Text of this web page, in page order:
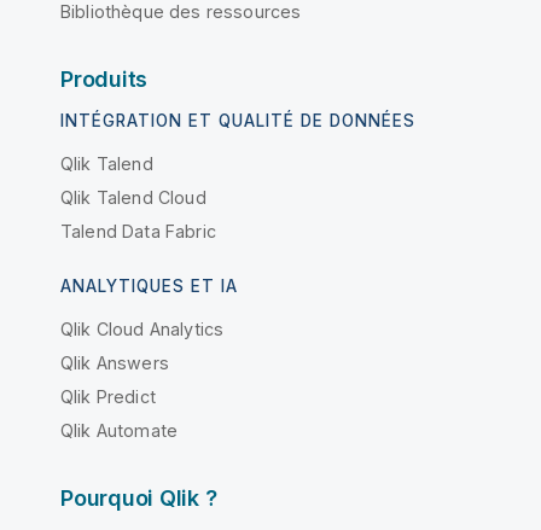
Bibliothèque des ressources
Produits
INTÉGRATION ET QUALITÉ DE DONNÉES
Qlik Talend
Qlik Talend Cloud
Talend Data Fabric
ANALYTIQUES ET IA
Qlik Cloud Analytics
Qlik Answers
Qlik Predict
Qlik Automate
Pourquoi Qlik ?